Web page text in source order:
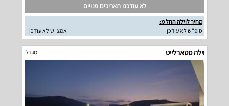
לא עודכנו תאריכים פנויים
מחיר לוילה החל מ:
סופ"ש לא עודכן
אמצ"ש לא עודכן
וילה סטארלייט מגדל